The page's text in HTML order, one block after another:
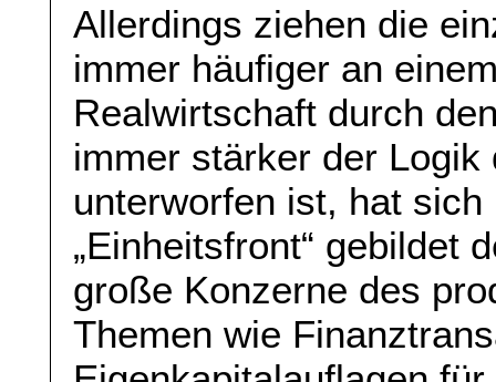
Allerdings ziehen die
immer häufiger an
Realwirtschaft durch
immer stärker der
unterworfen ist, hat
„Einheitsfront“ gebildet
große Konzerne des
Themen wie